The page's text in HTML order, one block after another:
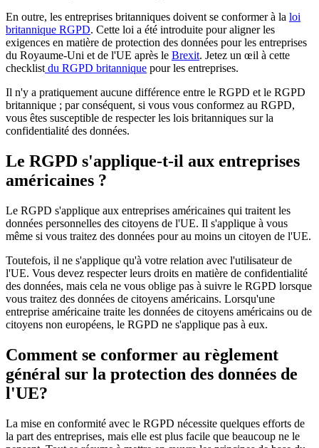
En outre, les entreprises britanniques doivent se conformer à la loi
britannique RGPD. Cette loi a été introduite pour aligner les
exigences en matière de protection des données pour les entreprises
du Royaume-Uni et de l'UE après le Brexit. Jetez un œil à cette
checklist du RGPD britannique pour les entreprises.
Il n'y a pratiquement aucune différence entre le RGPD et le RGPD
britannique ; par conséquent, si vous vous conformez au RGPD,
vous êtes susceptible de respecter les lois britanniques sur la
confidentialité des données.
Le RGPD s'applique-t-il aux entreprises
américaines ?
Le RGPD s'applique aux entreprises américaines qui traitent les
données personnelles des citoyens de l'UE. Il s'applique à vous
même si vous traitez des données pour au moins un citoyen de l'UE.
Toutefois, il ne s'applique qu'à votre relation avec l'utilisateur de
l'UE. Vous devez respecter leurs droits en matière de confidentialité
des données, mais cela ne vous oblige pas à suivre le RGPD lorsque
vous traitez des données de citoyens américains. Lorsqu'une
entreprise américaine traite les données de citoyens américains ou de
citoyens non européens, le RGPD ne s'applique pas à eux.
Comment se conformer au règlement
général sur la protection des données de
l'UE?
La mise en conformité avec le RGPD nécessite quelques efforts de
la part des entreprises, mais elle est plus facile que beaucoup ne le